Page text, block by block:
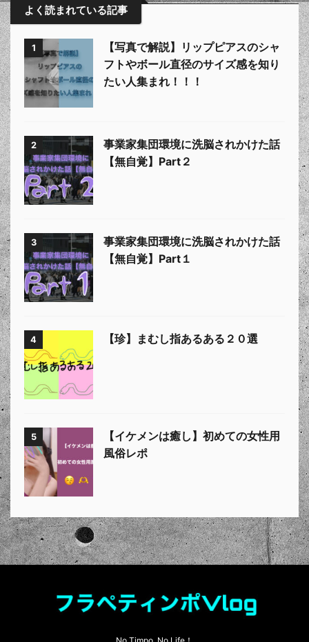
よく読まれている記事
1
【写真で解説】リップピアスのシャ
フトやボール直径のサイズ感を知り
たい人集まれ！！！
2
事業家集団環境に洗脳されかけた話
【無自覚】Part２
3
事業家集団環境に洗脳されかけた話
【無自覚】Part１
4 【珍】まむし指あるある２０選
5
【イケメンは癒し】初めての女性用
風俗レポ